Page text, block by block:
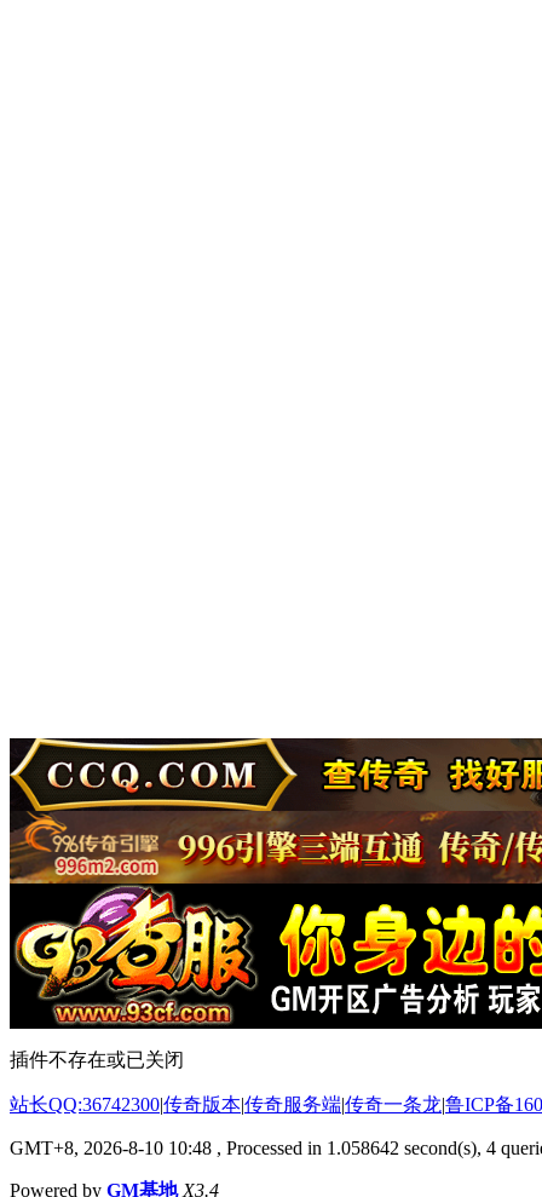
插件不存在或已关闭
站长QQ:36742300|传奇版本|传奇服务端|传奇一条龙|鲁ICP备
GMT+8, 2026-8-10 10:48 , Processed in 1.058642 second(s), 4
Powered by GM基地 X3.4